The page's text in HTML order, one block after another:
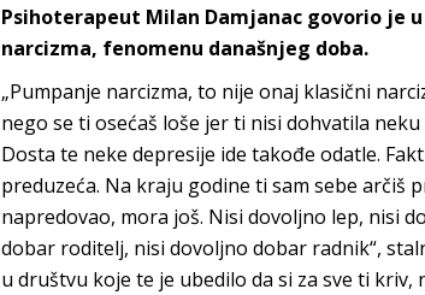
Psihoterapeut Milan Damjanac govorio je
narcizma, fenomenu današnjeg doba.
„Pumpanje narcizma, to nije onaj klasični
nego se ti osećaš loše jer ti nisi dohvatila
Dosta te neke depresije ide takođe odatle.
preduzeća. Na kraju godine ti sam sebe arčiš
napredovao, mora još. Nisi dovoljno lep, nisi
dobar roditelj, nisi dovoljno dobar radnik“,
u društvu koje te je ubedilo da si za sve ti